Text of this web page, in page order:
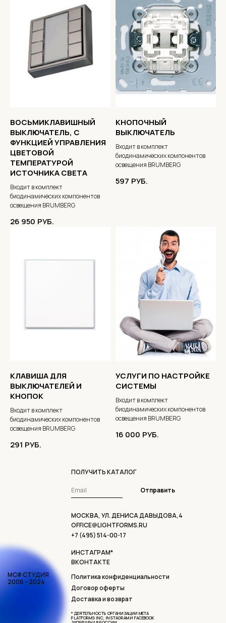
ВОСЬМИКЛАВИШНЫЙ
ВЫКЛЮЧАТЕЛЬ, С
ФУНКЦИЕЙ УПРАВЛЕНИЯ
ЦВЕТОВОЙ
ТЕМПЕРАТУРОЙ
ИСТОЧНИКА СВЕТА
Входит в комплект
биодинамических компонентов
освещения BRUMBERG
26 950 РУБ.
КНОПОЧНЫЙ
ВЫКЛЮЧАТЕЛЬ
Входит в комплект
биодинамических компонентов
освещения BRUMBERG
597 РУБ.
КЛАВИША ДЛЯ
ВЫКЛЮЧАТЕЛЕЙ И
КНОПОК
Входит в комплект
биодинамических компонентов
освещения BRUMBERG
291 РУБ.
УСЛУГИ ПО НАСТРОЙКЕ
СИСТЕМЫ
Входит в комплект
биодинамических компонентов
освещения BRUMBERG
16 000 РУБ.
МСФ СТУДИЯ
2006 - 2024
МОСКВА, УЛ. ДЕНИСА ДАВЫДОВА,4
ПОЛУЧИТЬ КАТАЛОГ
ИНСТАГРАМ*
ВКОНТАКТЕ
+7 (495) 514-00-17
OFFICE@LIGHTFORMS.RU
Отправить
* ДЕЯТЕЛЬНОСТЬ ОРГАНИЗАЦИИ META
PLATFORMS INC, INSTAGRAM И FACEBOOK
Политика конфиденциальности
Договор оферты
Доставка и возврат